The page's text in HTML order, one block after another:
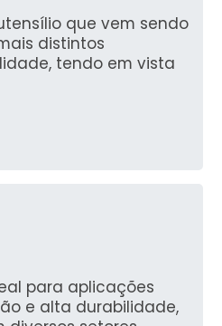
que vem sendo
distintos
tendo em vista
para aplicações
e alta durabilidade,